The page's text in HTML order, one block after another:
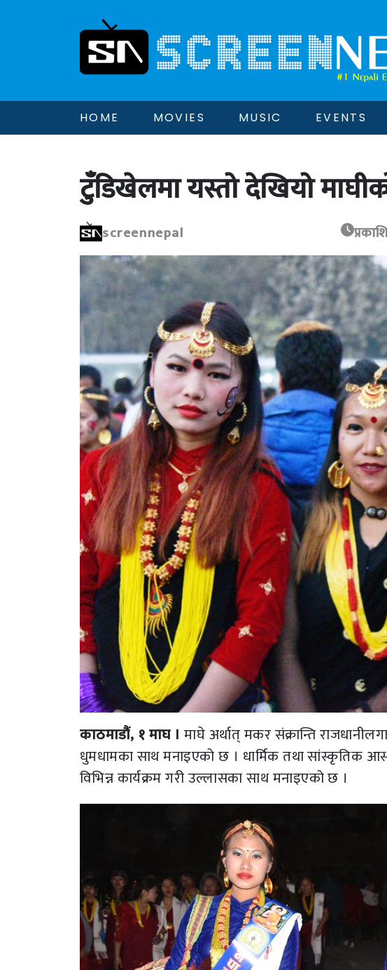
HOME MOVIES MUSIC EVENTS
टुँडिखेलमा यस्तो देखियो
screennepal
काठमाडौं, १ माघ । माघे अर्थात् मकर संक्रान्ति
धुमधामका साथ मनाइएको छ । धार्मिक तथा सांस्कृतिक
विभिन्न कार्यक्रम गरी उल्लासका साथ मनाइएको छ ।